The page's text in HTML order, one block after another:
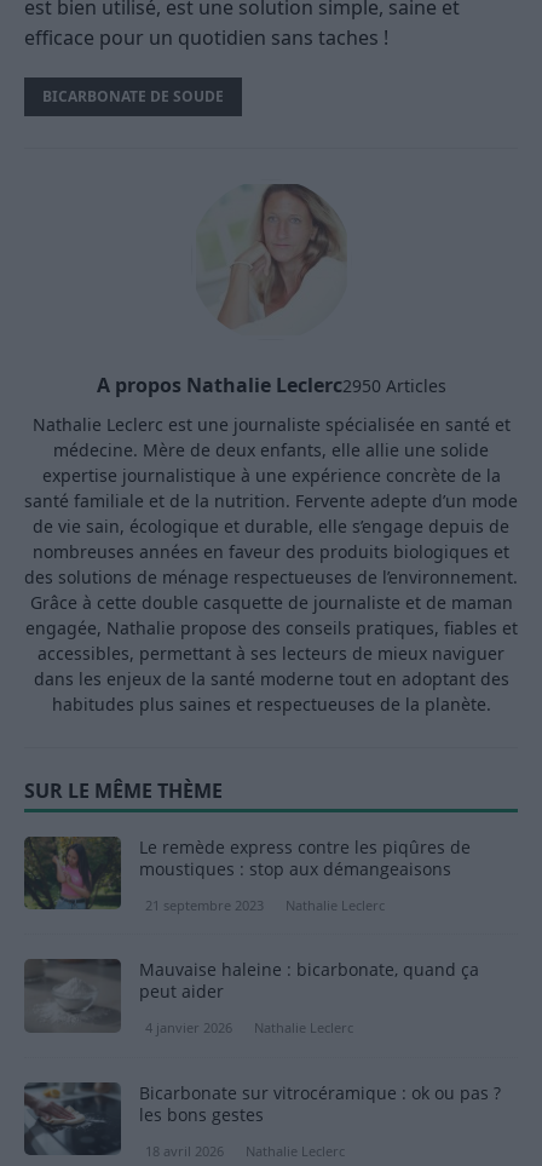
est bien utilisé, est une solution simple, saine et
efficace pour un quotidien sans taches !
BICARBONATE DE SOUDE
A propos Nathalie Leclerc2950 Articles
Nathalie Leclerc est une journaliste spécialisée en santé et
médecine. Mère de deux enfants, elle allie une solide
expertise journalistique à une expérience concrète de la
santé familiale et de la nutrition. Fervente adepte d’un mode
de vie sain, écologique et durable, elle s’engage depuis de
nombreuses années en faveur des produits biologiques et
des solutions de ménage respectueuses de l’environnement.
Grâce à cette double casquette de journaliste et de maman
engagée, Nathalie propose des conseils pratiques, fiables et
accessibles, permettant à ses lecteurs de mieux naviguer
dans les enjeux de la santé moderne tout en adoptant des
habitudes plus saines et respectueuses de la planète.
SUR LE MÊME THÈME
Le remède express contre les piqûres de
moustiques : stop aux démangeaisons
21 septembre 2023 Nathalie Leclerc
Mauvaise haleine : bicarbonate, quand ça
peut aider
4 janvier 2026 Nathalie Leclerc
Bicarbonate sur vitrocéramique : ok ou pas ?
les bons gestes
18 avril 2026 Nathalie Leclerc